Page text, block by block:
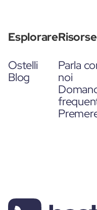
Esplorare
Ostelli
Blog
Risorse
Parla
noi